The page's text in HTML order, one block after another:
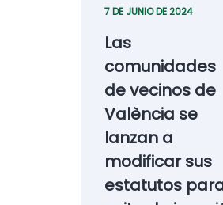
7 DE JUNIO DE 2024
Las
comunidades
de vecinos de
València se
lanzan a
modificar sus
estatutos